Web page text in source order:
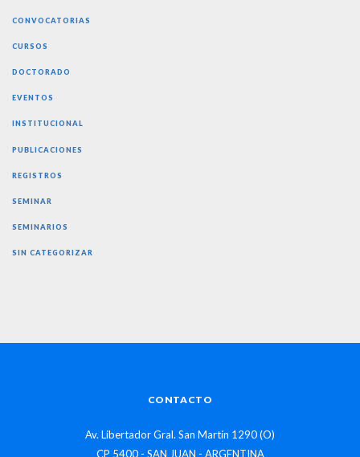
CONVOCATORIAS
CURSOS
DOCTORADO
EVENTOS
INSTITUCIONAL
PUBLICACIONES
REGISTROS
SEMINAR
SEMINARIOS
SIN CATEGORIZAR
CONTACTO
Av. Libertador Gral. San Martín 1290 (O)
CP 5400 - SAN JUAN - ARGENTINA